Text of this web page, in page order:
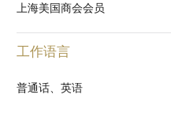
上海美国商会会员
工作语言
普通话、英语